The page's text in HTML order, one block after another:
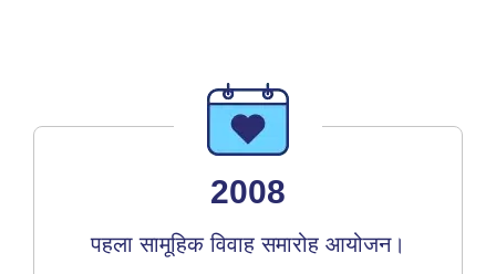
2008
पहला सामूहिक विवाह समारोह आयोजन।